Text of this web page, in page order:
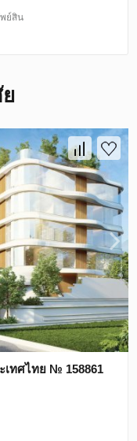
ย์สิน
เทศไทย № 158861